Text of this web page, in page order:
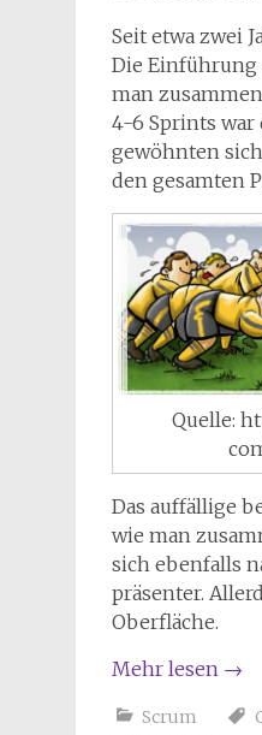
Seit etwa zwei
Die Einführung
man
4-6 Sprints
gewöhnten
den gesamten
Quelle:
Das auffällige
wie man
sich ebenfalls
präsenter.
Oberfläche.
Mehr lesen →
Scrum